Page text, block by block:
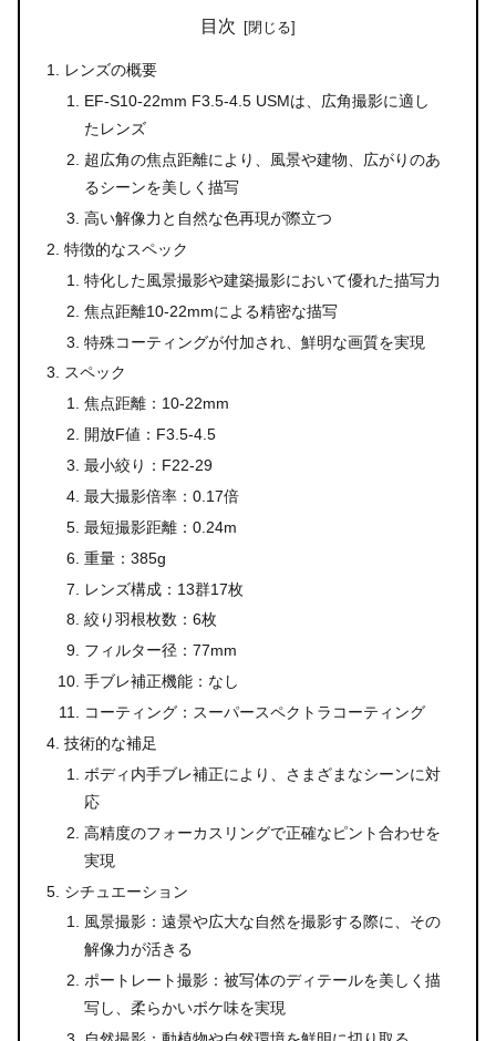
目次
レンズの概要
EF-S10-22mm F3.5-4.5 USMは、広角撮影に適し
たレンズ
超広角の焦点距離により、風景や建物、広がりのあ
るシーンを美しく描写
高い解像力と自然な色再現が際立つ
特徴的なスペック
特化した風景撮影や建築撮影において優れた描写力
焦点距離10-22mmによる精密な描写
特殊コーティングが付加され、鮮明な画質を実現
スペック
焦点距離：10-22mm
開放F値：F3.5-4.5
最小絞り：F22-29
最大撮影倍率：0.17倍
最短撮影距離：0.24m
重量：385g
レンズ構成：13群17枚
絞り羽根枚数：6枚
フィルター径：77mm
手ブレ補正機能：なし
コーティング：スーパースペクトラコーティング
技術的な補足
ボディ内手ブレ補正により、さまざまなシーンに対
応
高精度のフォーカスリングで正確なピント合わせを
実現
シチュエーション
風景撮影：遠景や広大な自然を撮影する際に、その
解像力が活きる
ポートレート撮影：被写体のディテールを美しく描
写し、柔らかいボケ味を実現